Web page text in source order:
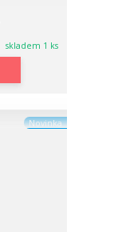
skladem 1 ks
Novinka